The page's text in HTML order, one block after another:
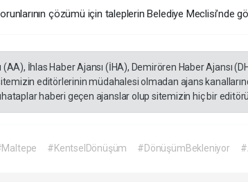
çözümü için taleplerin Belediye Meclisi’nde
(AA), İhlas Haber Ajansı (İHA), Demirören Haber Ajansı
editörlerinin müdahalesi olmadan ajans
haberi geçen ajanslar olup sitemizin hiç bir
#KentselDönüşüm #DönüşümBekleniyor